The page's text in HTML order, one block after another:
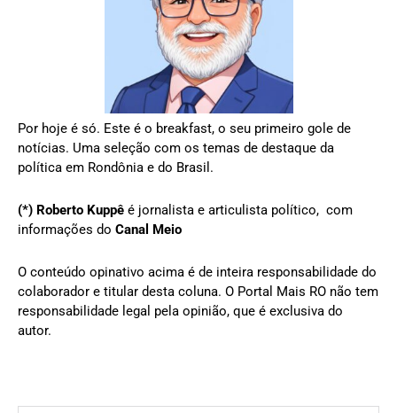
Por hoje é só. Este é o breakfast, o seu primeiro gole de
notícias. Uma seleção com os temas de destaque da
política em Rondônia e do Brasil.
(*) Roberto Kuppê é jornalista e articulista político, com
informações do Canal Meio
O conteúdo opinativo acima é de inteira responsabilidade do
colaborador e titular desta coluna. O Portal Mais RO não tem
responsabilidade legal pela opinião, que é exclusiva do
autor.